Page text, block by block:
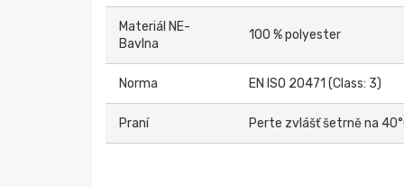
Materiál NE-
Bavlna
100 % polyester
Norma EN ISO 20471 (Class: 3)
Praní Perte zvlášť šetrně na